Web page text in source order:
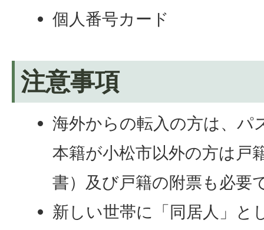
個人番号カード
注意事項
海外からの転入の方は、パ
本籍が小松市以外の方は戸
書）及び戸籍の附票も必要
新しい世帯に「同居人」と